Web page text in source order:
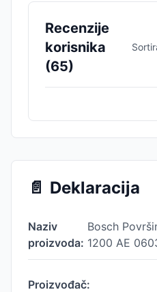
Recenzije
korisnika
(65)
📄 Deklaracija
Naziv
proizvoda:
Bosch
1200 AE
Proizvođač: